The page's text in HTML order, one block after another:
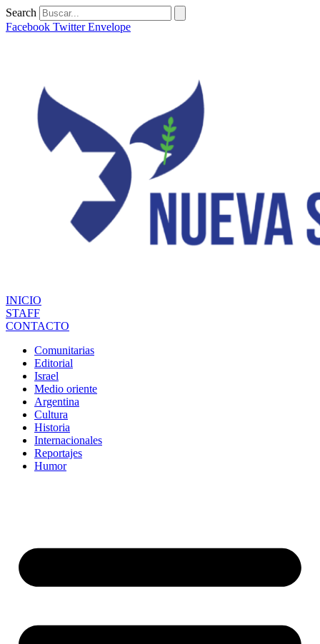
Ir
al
Search
Facebook Twitter Envelope
INICIO
STAFF
CONTACTO
Comunitarias
Editorial
Israel
Medio oriente
Argentina
Cultura
Historia
Internacionales
Reportajes
Humor